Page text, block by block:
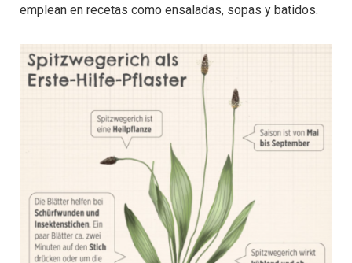
emplean en recetas como ensaladas, sopas y batidos.